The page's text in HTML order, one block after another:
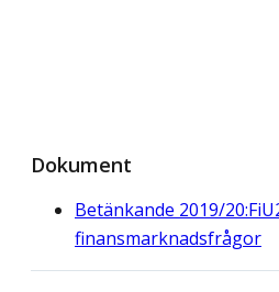
Dokument
Betänkande 2019/
finansmarknadsfrågor